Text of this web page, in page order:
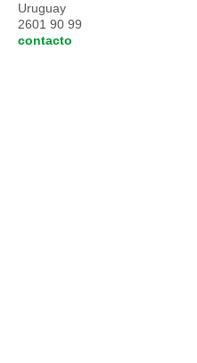
Uruguay
2601 90 99
contacto